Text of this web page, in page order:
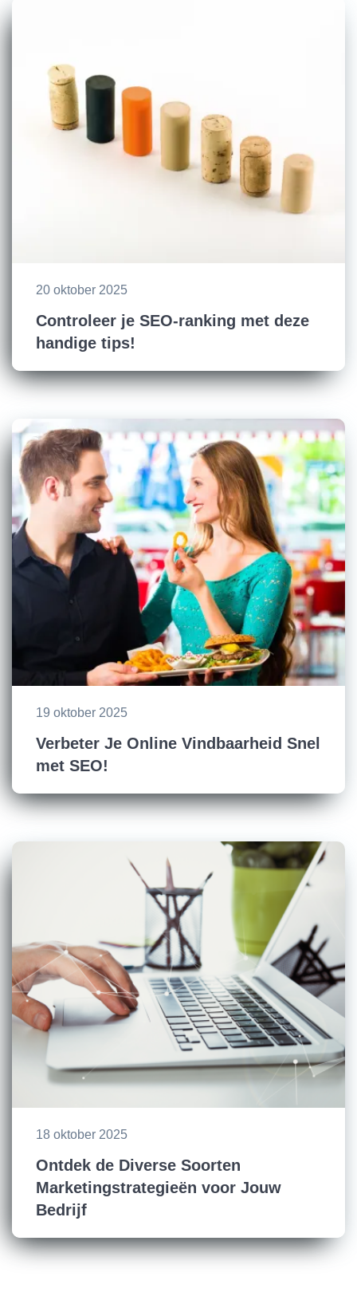
20 oktober 2025
Controleer je SEO-ranking met deze
handige tips!
19 oktober 2025
Verbeter Je Online Vindbaarheid Snel
met SEO!
18 oktober 2025
Ontdek de Diverse Soorten
Marketingstrategieën voor Jouw
Bedrijf